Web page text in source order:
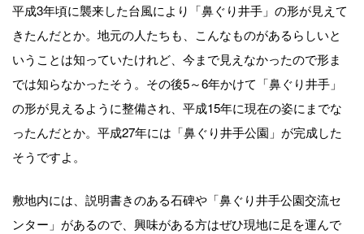
平成3年頃に襲来した台風により「鼻ぐり井手」の形が見えて
きたんだとか。地元の人たちも、こんなものがあるらしいと
いうことは知っていたけれど、今まで見えなかったので形ま
では知らなかったそう。その後5～6年かけて「鼻ぐり井手」
の形が見えるように整備され、平成15年に現在の姿にまでな
ったんだとか。平成27年には「鼻ぐり井手公園」が完成した
そうですよ。
敷地内には、説明書きのある石碑や「鼻ぐり井手公園交流セ
ンター」があるので、興味がある方はぜひ現地に足を運んで